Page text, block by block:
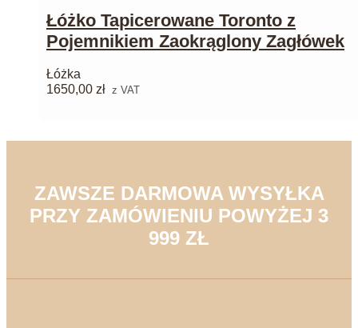
Łóżko Tapicerowane Toronto z
Pojemnikiem Zaokrąglony Zagłówek
Łóżka
1650,00 zł z VAT
ZAWSZE DARMOWA WYSYŁKA
PRZY ZAMÓWIENIU POWYŻEJ 3
999 ZŁ